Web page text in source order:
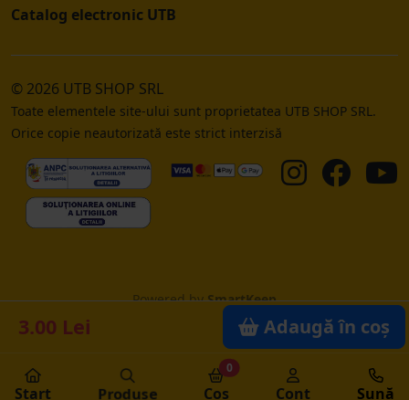
Catalog electronic UTB
© 2026 UTB SHOP SRL
Toate elementele site-ului sunt proprietatea UTB SHOP SRL.
Orice copie neautorizată este strict interzisă
Powered bySmartKeep
3.00 Lei Adaugă în coș
Start Produse Coș
0
Cont Sună